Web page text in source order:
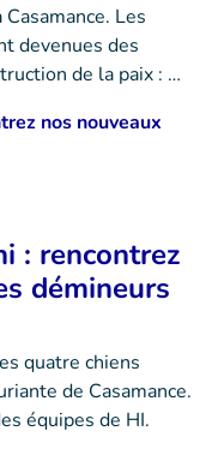
Les
devenues des
de la paix : …
: rencontrez
démineurs
quatre chiens
de Casamance.
équipes de HI.